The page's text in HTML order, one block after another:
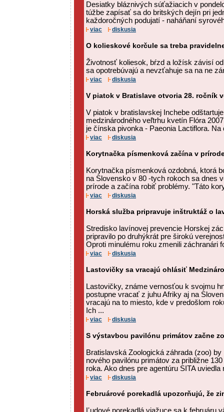
Desiatky bláznivých súťažiacich v
túžbe zapísať sa do britských dejín pri
každoročných podujatí - naháňaní
viac diskusia
O kolieskové korčule sa treba
Životnosť koliesok, bŕzd a ložísk závisí
sa opotrebúvajú a nevzťahuje sa na ne
viac diskusia
V piatok v Bratislave otvoria 28. ročník
V piatok v bratislavskej Inchebe
medzinárodného veľtrhu kvetín Flóra
je čínska pivonka - Paeonia Lactiflora. Na
viac diskusia
Korytnačka písmenková začína v
Korytnačka písmenková ozdobná, ktorá
na Slovensko v 80 -tych rokoch sa dnes
prírode a začína robiť problémy. "Táto
viac diskusia
Horská služba pripravuje inštruktáž o
Stredisko lavínovej prevencie Horskej
pripravilo po druhýkrát pre širokú
Oproti minulému roku zmenili záchranári
viac diskusia
Lastovičky sa vracajú ohlásiť
Lastovičky, známe vernosťou k svojmu
postupne vracať z juhu Afriky aj na
vracajú na to miesto, kde v predošlom
Ich ...
viac diskusia
S výstavbou pavilónu primátov začne
Bratislavská Zoologická záhrada (zoo)
nového pavilónu primátov za približne
roka. Ako dnes pre agentúru SITA uviedla
viac diskusia
Februárové porekadlá upozorňujú, že